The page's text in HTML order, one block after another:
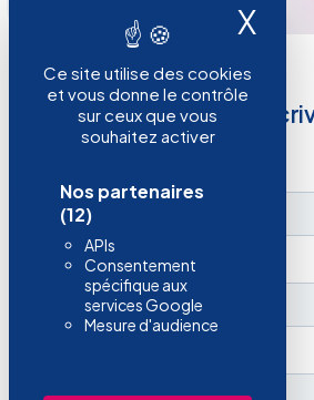
Ce site utilise des cookies
et vous donne le contrôle
sur ceux que vous
souhaitez activer
Nos partenaires
(12)
APIs
Consentement
spécifique aux
services Google
Mesure d'audience
X
Restez informé,
notre newsletter !